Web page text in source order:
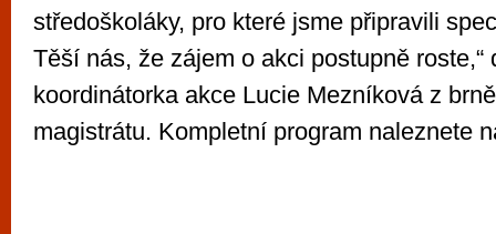
středoškoláky, pro které jsme připravili
Těší nás, že zájem o akci postupně roste,“
koordinátorka akce Lucie Mezníková z
magistrátu. Kompletní program naleznete